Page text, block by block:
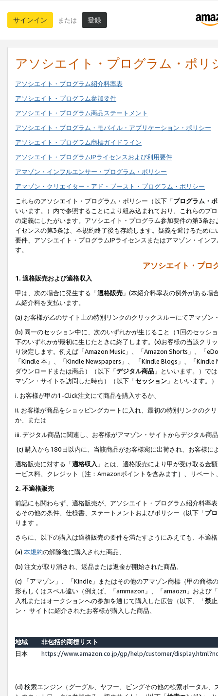
サインイン または 登録
アソシエイト・プログラム・ポリ
アソシエイト・プログラム紹介料率表
アソシエイト・プログラム参加要件
アソシエイト・プログラム商品ステートメント
アソシエイト・プログラム・モバイル・アプリケーション・ポリシー
アソシエイト・プログラム商標ガイドライン
アソシエイト・プログラムIPライセンスおよび利用要件
アマゾン・インフルエンサー・プログラム・ポリシー
アマゾン・クリエイター・アド・ブースト・プログラム・ポリシー
これらのアソシエイト・プログラム・ポリシー（以下「プログラム・
いいます。）内で参照することにより組み込まれており、これらのプ
の定義にしたがいます。アソシエイト・プログラム参加要件の第3条
イセンスの第3条は、本規約終了後も存続します。疑義を避けるため
要件、アソシエイト・プログラムIPライセンスまたはアマゾン・イン
す。
アソシエイト・プロ
1. 適格販売および適格収入
甲は、次の場合に発生する「適格販売 」(本紹介料率表の例外がある
ム紹介料を支払います。
(a) お客様が乙のサイト上の特別リンクのクリックスルーにてアマゾン
(b) 同一のセッション中に、次のいずれかが生じること（1回のセッシ
下のいずれかが最初に生じたときに終了します。(x)お客様の当該ク
り決定します。例えば「Amazon Music」、「Amazon Shorts」、「
「Kindle 本」、「Kindle Newspapers」、 「Kindle Blogs」、「
ダウンロードまたは商品）（以下「デジタル商品 」といいます。）で
マゾン・サイトを訪問した時点）（以下「セッション 」といいます。
i. お客様が甲の1-Click注文にて商品を購入するか、
ii. お客様が商品をショッピングカートに入れ、最初の特別リンクのク
か、または
iii. デジタル商品に関連し、お客様がアマゾン・サイトからデジタル
(c) 購入から180日以内に、当該商品がお客様宛に出荷され、お客様
適格販売に対する「適格収入 」とは、適格販売により甲が受け取る金
ービス料、クレジット［注：Amazonポイントを含みます］、リベー
2. 不適格販売
前記にも関わらず、適格販売が、アソシエイト・プログラム紹介料率
るその他の条件、仕様書、ステートメントおよびポリシー（以下「プ
ります 。
さらに、以下の購入は適格販売の要件を満たすようにみえても、不適
(a) 本規約の解除後に購入された商品、
(b) 注文が取り消され、返品または返金が開始された商品、
(c) 「アマゾン」、「Kindle」またはその他のアマゾン商標（甲の商
形もしくはスペル違い（例えば、「ammazon」、「amaozn」および
入札またはオークションへの参加を通じて購入した広告（以下、「禁
ン・ サイトに紹介されたお客様が購入した商品、
地域
非包括的商標リスト
日本
https://www.amazon.co.jp/gp/help/customer/
(d) 検索エンジン（グーグル、ヤフー、ビングその他の検索ポータル